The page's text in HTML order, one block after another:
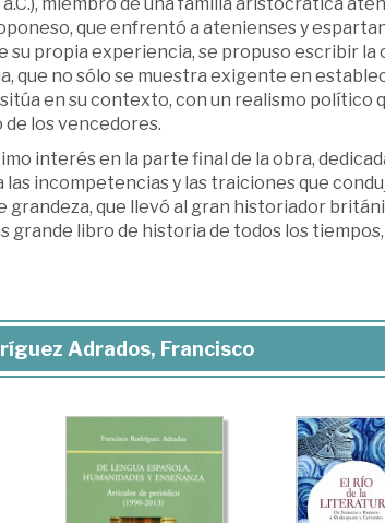
que enfrentó a atenienses y
su propia experiencia, se propuso escribir
que no sólo se muestra exigente en
sitúa en su contexto, con un realismo
de los vencedores.
interés en la parte final de la obra,
las incompetencias y las traiciones que
grandeza, que llevó al gran historiador
grande libro de historia de todos los
Adrados, Francisco